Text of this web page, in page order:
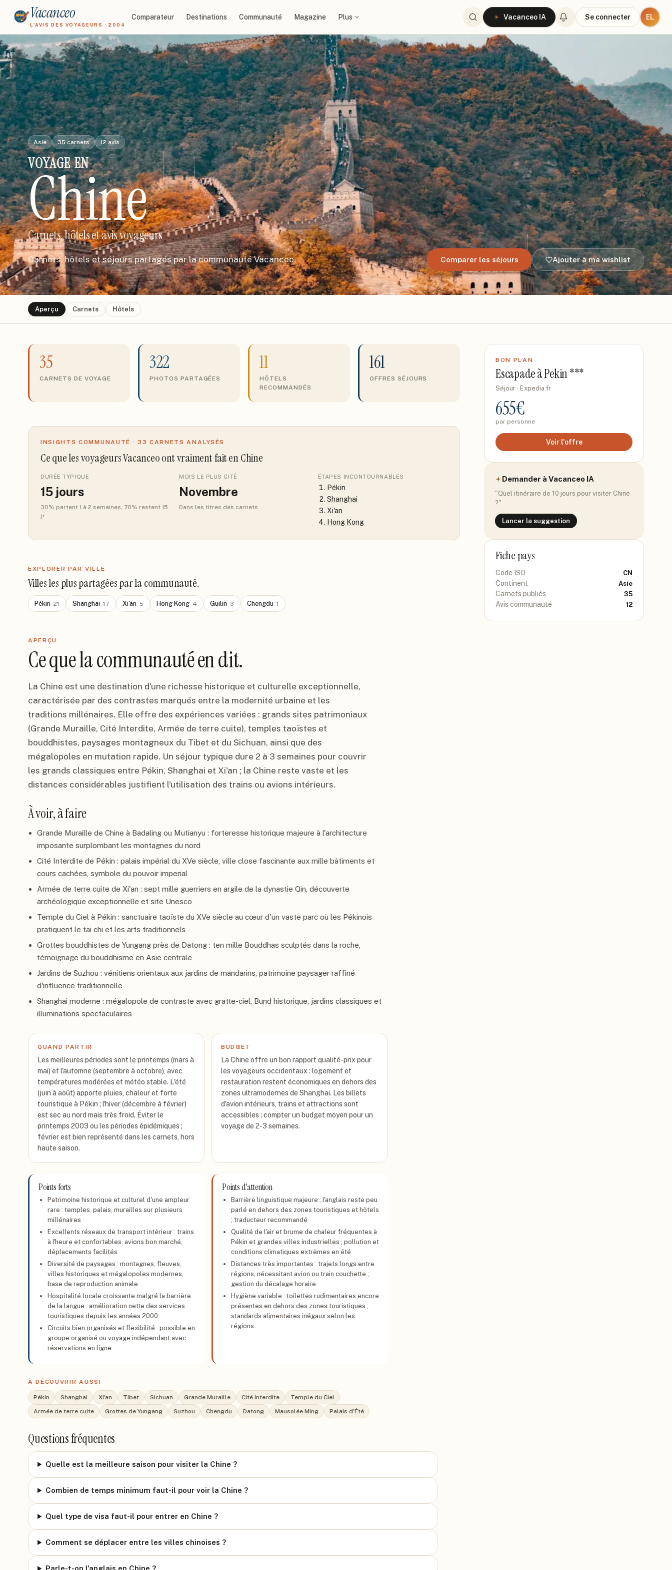
Vacanceo
L'AVIS DES VOYAGEURS · 2004
Comparateur Destinations Communauté Magazine Plus Vacanceo IA Se connecter EL
Asie 35 carnets 12 avis
VOYAGEEN
Chine
Carnets, hôtels et avis voyageurs
Carnets, hôtels et séjours partagés par la communauté Vacanceo. Comparer les séjours Ajouter à ma wishlist
Aperçu Carnets Hôtels
35
CARNETS DE VOYAGE
322
PHOTOS PARTAGÉES
11
HÔTELS
RECOMMANDÉS
161
OFFRES SÉJOURS
INSIGHTS COMMUNAUTÉ · 33 CARNETS ANALYSÉS
Ce que les voyageurs Vacanceo ont vraiment faiten Chine
DURÉE TYPIQUE
15 jours
30% partent 1 à 2 semaines, 70% restent 15
j+
MOIS LE PLUS CITÉ
Novembre
Dans les titres des carnets
ÉTAPES INCONTOURNABLES
Pékin
Shanghai
Xi'an
Hong Kong
EXPLORER PAR VILLE
Villes les plus partagées par la communauté.
Pékin 21 Shanghai 17 Xi'an 5 Hong Kong 4 Guilin 3 Chengdu 1
APERÇU
Ce que la communauté en dit.
La Chine est une destination d'une richesse historique et culturelle exceptionnelle,
caractérisée par des contrastes marqués entre la modernité urbaine et les
traditions millénaires. Elle offre des expériences variées : grands sites patrimoniaux
(Grande Muraille, Cité Interdite, Armée de terre cuite), temples taoïstes et
bouddhistes, paysages montagneux du Tibet et du Sichuan, ainsi que des
mégalopoles en mutation rapide. Un séjour typique dure 2 à 3 semaines pour couvrir
les grands classiques entre Pékin, Shanghai et Xi'an ; la Chine reste vaste et les
distances considérables justifient l'utilisation des trains ou avions intérieurs.
À voir, à faire
Grande Muraille de Chine à Badaling ou Mutianyu : forteresse historique majeure à l'architecture
imposante surplombant les montagnes du nord
Cité Interdite de Pékin : palais impérial du XVe siècle, ville close fascinante aux mille bâtiments et
cours cachées, symbole du pouvoir imperial
Armée de terre cuite de Xi'an : sept mille guerriers en argile de la dynastie Qin, découverte
archéologique exceptionnelle et site Unesco
Temple du Ciel à Pékin : sanctuaire taoïste du XVe siècle au cœur d'un vaste parc où les Pékinois
pratiquent le tai chi et les arts traditionnels
Grottes bouddhistes de Yungang près de Datong : ten mille Bouddhas sculptés dans la roche,
témoignage du bouddhisme en Asie centrale
Jardins de Suzhou : vénitiens orientaux aux jardins de mandarins, patrimoine paysager raffiné
d'influence traditionnelle
Shanghai moderne : mégalopole de contraste avec gratte-ciel, Bund historique, jardins classiques et
illuminations spectaculaires
QUAND PARTIR
Les meilleures périodes sont le printemps (mars à
mai) et l'automne (septembre à octobre), avec
températures modérées et météo stable. L'été
(juin à août) apporte pluies, chaleur et forte
touristique à Pékin ; l'hiver (décembre à février)
est sec au nord mais très froid. Éviter le
printemps 2003 ou les périodes épidémiques ;
février est bien représenté dans les carnets, hors
haute saison.
BUDGET
La Chine offre un bon rapport qualité-prix pour
les voyageurs occidentaux : logement et
restauration restent économiques en dehors des
zones ultramodernes de Shanghai. Les billets
d'avion intérieurs, trains et attractions sont
accessibles ; compter un budget moyen pour un
voyage de 2-3 semaines.
Points forts
Patrimoine historique et culturel d'une ampleur
rare : temples, palais, murailles sur plusieurs
millénaires
Excellents réseaux de transport intérieur : trains
à l'heure et confortables, avions bon marché,
déplacements facilités
Diversité de paysages : montagnes, fleuves,
villes historiques et mégalopoles modernes,
base de reproduction animale
Hospitalité locale croissante malgré la barrière
de la langue : amélioration nette des services
touristiques depuis les années 2000
Circuits bien organisés et flexibilité : possible en
groupe organisé ou voyage indépendant avec
réservations en ligne
Points d'attention
Barrière linguistique majeure : l'anglais reste peu
parlé en dehors des zones touristiques et hôtels
; traducteur recommandé
Qualité de l'air et brume de chaleur fréquentes à
Pékin et grandes villes industrielles ; pollution et
conditions climatiques extrêmes en été
Distances très importantes : trajets longs entre
régions, nécessitant avion ou train couchette ;
gestion du décalage horaire
Hygiène variable : toilettes rudimentaires encore
présentes en dehors des zones touristiques ;
standards alimentaires inégaux selon les
régions
À DÉCOUVRIR AUSSI
Pékin Shanghai Xi'an Tibet Sichuan Grande Muraille Cité Interdite
Temple du Ciel
Armée de terre cuite
Grottes de Yungang Suzhou Chengdu Datong Mausolée Ming Palais d'Été
Questions fréquentes
Quelle est la meilleure saison pour visiter la Chine ?
Combien de temps minimum faut-il pour voir la Chine ?
Quel type de visa faut-il pour entrer en Chine ?
Comment se déplacer entre les villes chinoises ?
Parle-t-on l'anglais en Chine ?
BON PLAN
Escapade à Pekin ***
Séjour · Expedia.fr
655€
par personne
Voir l'offre
Demander à Vacanceo IA
"Quel itinéraire de 10 jours pour visiter Chine
?"
Lancer la suggestion
Fiche pays
Code ISO CN
Continent Asie
Carnets publiés 35
Avis communauté 12